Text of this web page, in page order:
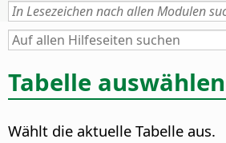
Tabelle auswählen
Wählt die aktuelle Tabelle aus.